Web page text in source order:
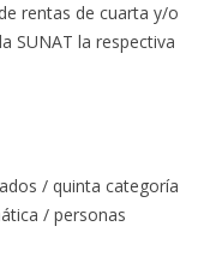
rentas de cuarta y/o
SUNAT la respectiva
/ quinta categoría
/ personas